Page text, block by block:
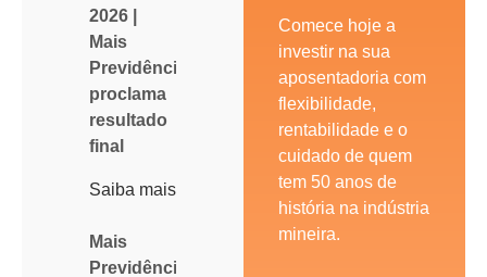
2026 |
Mais
Previdência
proclama
resultado
final
Saiba mais
Mais
Previdência
Comece hoje a
investir na sua
aposentadoria com
flexibilidade,
rentabilidade e o
cuidado de quem
tem 50 anos de
história na indústria
mineira.